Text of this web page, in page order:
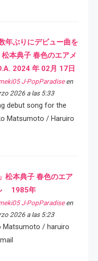
年ぶりにデビュー曲を
本典子 春色のエアメ
2024 年 02月 17日
J-PopParadiseen
2026 a las 5:33
debut song for the
Matsumoto / Haruiro
松本典子 春色のエア
1985年
J-PopParadiseen
2026 a las 5:23
Matsumoto / haruiro